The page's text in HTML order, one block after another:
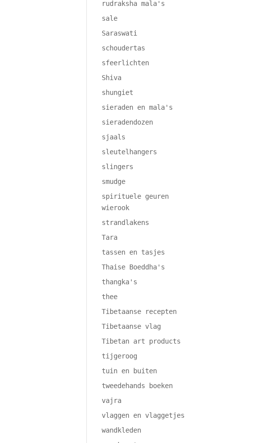
rudraksha mala's
sale
Saraswati
schoudertas
sfeerlichten
Shiva
shungiet
sieraden en mala's
sieradendozen
sjaals
sleutelhangers
slingers
smudge
spirituele geuren
wierook
strandlakens
Tara
tassen en tasjes
Thaise Boeddha's
thangka's
thee
Tibetaanse recepten
Tibetaanse vlag
Tibetan art products
tijgeroog
tuin en buiten
tweedehands boeken
vajra
vlaggen en vlaggetjes
wandkleden